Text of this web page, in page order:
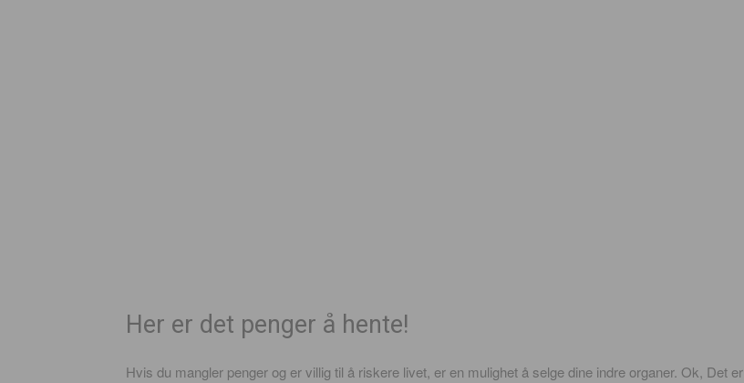
Her er det penger å hente!
Hvis du mangler penger og er villig til å riskere livet, er en mulighet å selge dine indre organer. Ok, Det er